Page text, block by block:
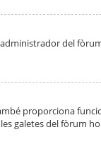
del
proporciona
galetes del fòrum